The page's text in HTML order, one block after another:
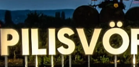
Dokumentumok [
Aloldalak []